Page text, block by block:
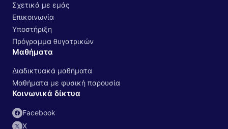
Σχετικά με εμάς
Επικοινωνία
Υποστήριξη
Πρόγραμμα θυγατρικών
Μαθήματα
Διαδικτυακά μαθήματα
Μαθήματα με φυσική παρουσία
Κοινωνικά δίκτυα
Facebook
Χ